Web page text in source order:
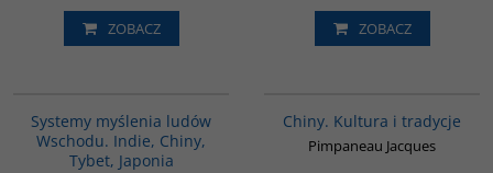
ZOBACZ ZOBACZ
Systemy myślenia ludów
Wschodu. Indie, Chiny,
Tybet, Japonia
Chiny. Kultura i tradycje
Pimpaneau Jacques